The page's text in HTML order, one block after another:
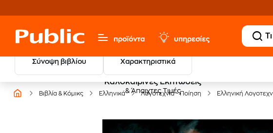
προϊόντα υπηρεσίες
Σύνοψη βιβλίου Χαρακτηριστικά
Καλοκαιρινές Εκπτώσεις
& Άπαιχτες Τιμές
Βιβλία & Κόμικς Ελληνικά Λογοτεχνία - Ποίηση Ελληνική